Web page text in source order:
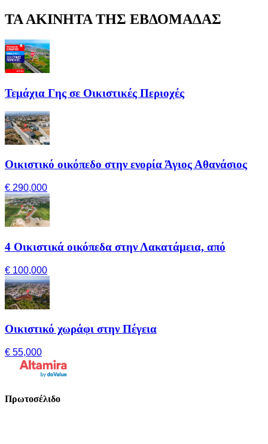
ΤΑ ΑΚΙΝΗΤΑ ΤΗΣ ΕΒΔΟΜΑΔΑΣ
Τεμάχια Γης σε Οικιστικές Περιοχές
Οικιστικό οικόπεδο στην ενορία Άγιος Αθανάσιος
€ 290,000
4 Οικιστικά οικόπεδα στην Λακατάμεια, από
€ 100,000
Οικιστικό χωράφι στην Πέγεια
€ 55,000
Πρωτοσέλιδο